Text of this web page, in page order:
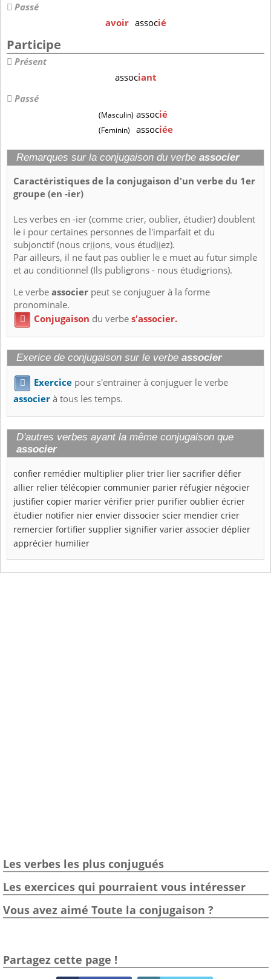
Passé
avoir associé
Participe
Présent
associant
Passé
(Masculin) associé
(Feminin) associée
Remarques sur la conjugaison du verbe associer
Caractéristiques de la conjugaison d'un verbe du 1er
groupe (en -ier)
Les verbes en -ier (comme crier, oublier, étudier) doublent
le i pour certaines personnes de l'imparfait et du
subjonctif (nous criions, vous étudiiez).
Par ailleurs, il ne faut pas oublier le e muet au futur simple
et au conditionnel (Ils publierons - nous étudierions).
Le verbeassocier peut se conjuguer à la forme
pronominale.
 Conjugaison du verbes'associer.
Exerice de conjugaison sur le verbe associer
 Exercice pour s'entrainer à conjuguer le verbe
associerà tous les temps.
D'autres verbes ayant la même conjugaison que
associer
confier remédier multiplier plier trier lier sacrifier défier
allier relier télécopier communier parier réfugier négocier
justifier copier marier vérifier prier purifier oublier écrier
étudier notifier nier envier dissocier scier mendier crier
remercier fortifier supplier signifier varier associer déplier
apprécier humilier
Les verbes les plus conjugués
Les exercices qui pourraient vous intéresser
Vous avez aimé Toute la conjugaison ?
Partagez cette page !